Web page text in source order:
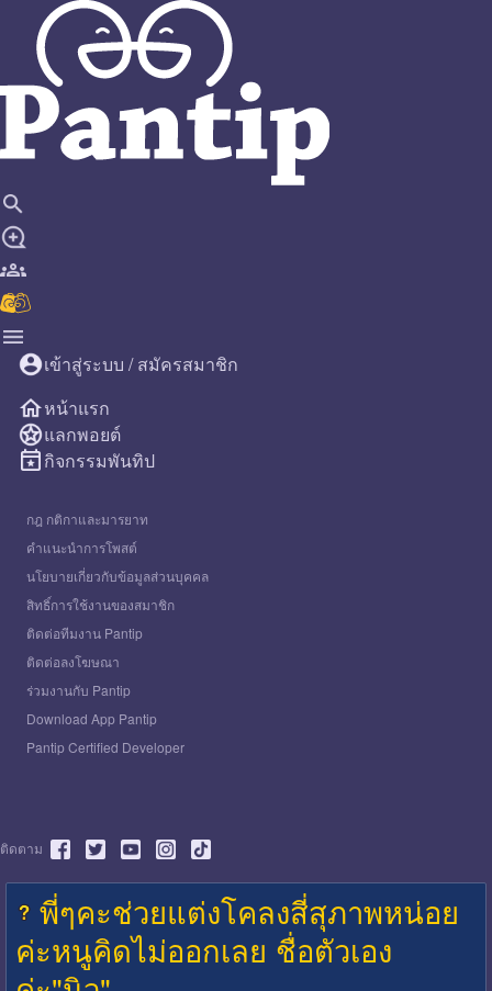
เข้าสู่ระบบ / สมัครสมาชิก
หน้าแรก
แลกพอยต์
กิจกรรมพันทิป
กฎ กติกาและมารยาท
คำแนะนำการโพสต์
นโยบายเกี่ยวกับข้อมูลส่วนบุคคล
สิทธิ์การใช้งานของสมาชิก
ติดต่อทีมงาน Pantip
ติดต่อลงโฆษณา
ร่วมงานกับ Pantip
Download App Pantip
Pantip Certified Developer
ติดตาม
พี่ๆคะช่วยแต่งโคลงสี่สุภาพหน่อย
ค่ะหนูคิดไม่ออกเลย ชื่อตัวเอง